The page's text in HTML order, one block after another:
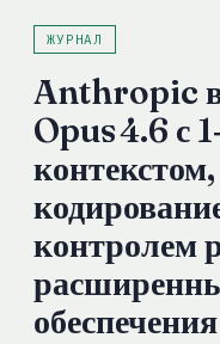
ЖУРНАЛ
Anthropic
Opus 4.6 с
контролем